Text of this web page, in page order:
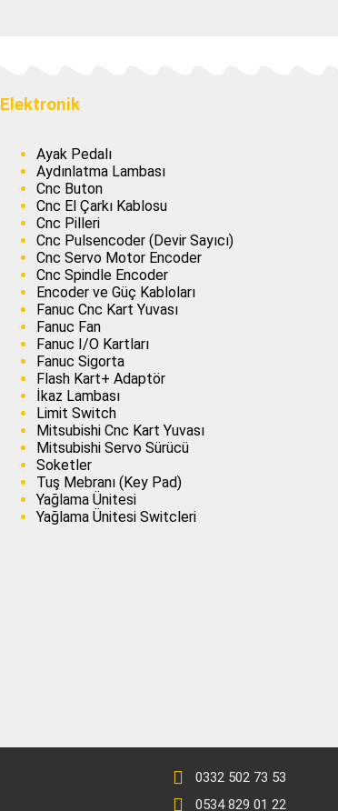
Elektronik
Ayak Pedalı
Aydınlatma Lambası
Cnc Buton
Cnc El Çarkı Kablosu
Cnc Pilleri
Cnc Pulsencoder (Devir Sayıcı)
Cnc Servo Motor Encoder
Cnc Spindle Encoder
Encoder ve Güç Kabloları
Fanuc Cnc Kart Yuvası
Fanuc Fan
Fanuc I/O Kartları
Fanuc Sigorta
Flash Kart+ Adaptör
İkaz Lambası
Limit Switch
Mitsubishi Cnc Kart Yuvası
Mitsubishi Servo Sürücü
Soketler
Tuş Mebranı (Key Pad)
Yağlama Ünitesi
Yağlama Ünitesi Switcleri
0332 502 73 53
0534 829 01 22